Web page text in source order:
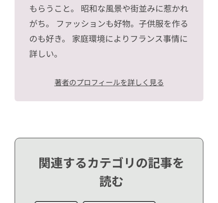
もらうこと。 昭和な風景や街並みに惹かれ
がち。 ファッションも好物。子供服を作る
のも好き。 家庭環境によりフランス事情に
詳しい。
著者のプロフィールを詳しく見る
関連するカテゴリの記事を
読む